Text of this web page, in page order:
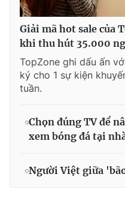
Giải mã hot sale của
khi thu hút 35.000
TopZone ghi dấu ấn
ký cho 1 sự kiện
tuần.
Chọn đúng TV để
xem bóng đá tại
Người Việt giữa